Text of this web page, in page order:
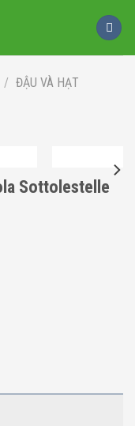
/ ĐẬU VÀ HẠT
Sottolestelle
300g quantity